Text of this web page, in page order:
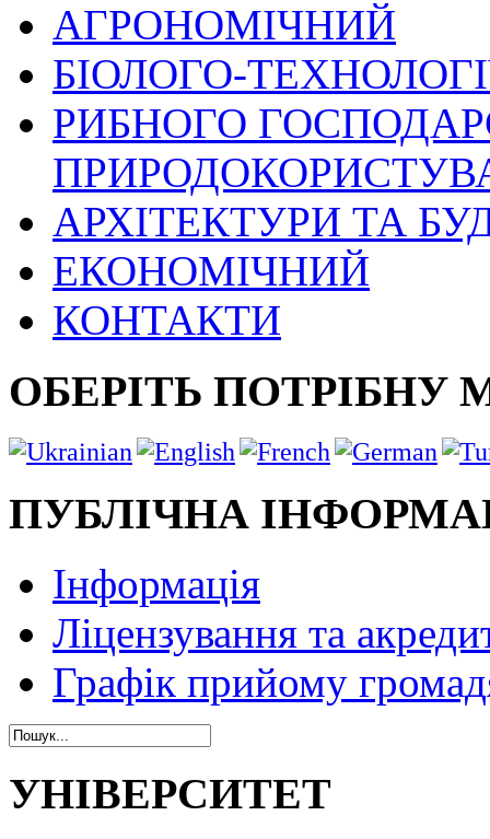
АГРОНОМІЧНИЙ
БІОЛОГО-
РИБНОГО
АРХІТЕКТУРИ ТА
ЕКОНОМІЧНИЙ
КОНТАКТИ
ОБЕРІТЬ ПОТРІБНУ
ПУБЛІЧНА
Інформація
Ліцензування та
Графік прийому
УНІВЕРСИТЕТ